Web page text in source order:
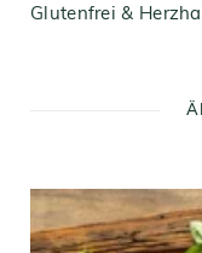
Glutenfrei &